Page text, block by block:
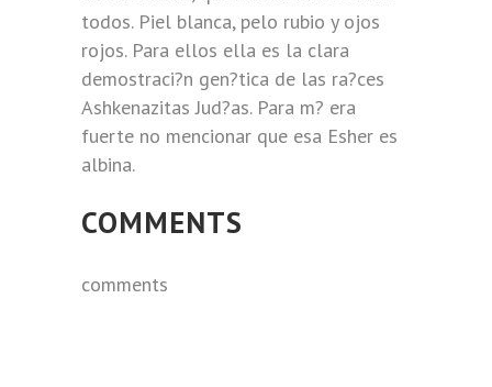
todos. Piel blanca, pelo rubio y ojos
rojos. Para ellos ella es la clara
demostraci?n gen?tica de las ra?ces
Ashkenazitas Jud?as. Para m? era
fuerte no mencionar que esa Esher es
albina.
COMMENTS
comments